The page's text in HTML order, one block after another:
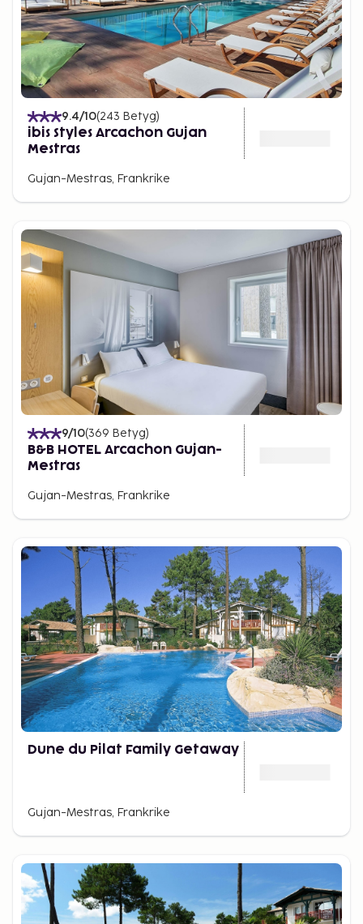
9.4/10(243 Betyg)
ibis Styles Arcachon Gujan
Mestras
Gujan-Mestras, Frankrike
9/10(369 Betyg)
B&B HOTEL Arcachon Gujan-
Mestras
Gujan-Mestras, Frankrike
Dune du Pilat Family Getaway
Gujan-Mestras, Frankrike